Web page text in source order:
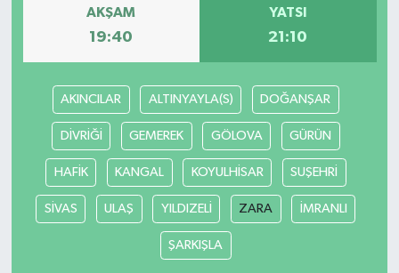
AKŞAM
19:40
YATSI
21:10
AKINCILAR ALTINYAYLA(S) DOĞANŞAR
DİVRİĞİ GEMEREK GÖLOVA GÜRÜN
HAFİK KANGAL KOYULHİSAR SUŞEHRİ
SİVAS ULAŞ YILDIZELİ ZARA İMRANLI
ŞARKIŞLA